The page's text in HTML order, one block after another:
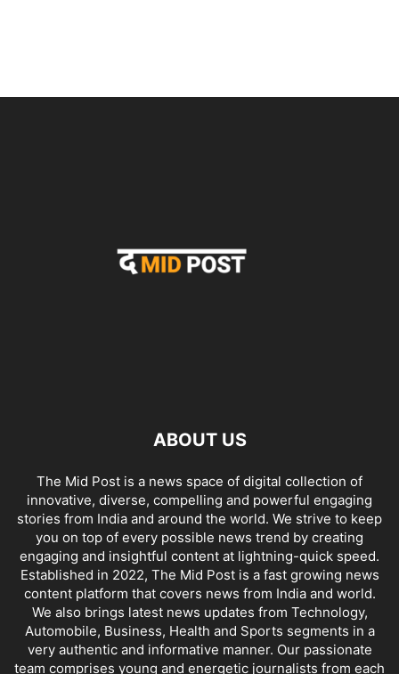
ABOUT US
The Mid Post is a news space of digital collection of
innovative, diverse, compelling and powerful engaging
stories from India and around the world. We strive to keep
you on top of every possible news trend by creating
engaging and insightful content at lightning-quick speed.
Established in 2022, The Mid Post is a fast growing news
content platform that covers news from India and world.
We also brings latest news updates from Technology,
Automobile, Business, Health and Sports segments in a
very authentic and informative manner. Our passionate
team comprises young and energetic journalists from each